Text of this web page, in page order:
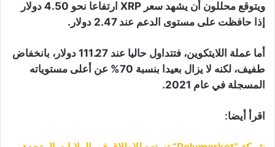
ويتوقع محللون أن يشهد سعر XRP ارتفاعا نحو 4.50 دولار
إذا حافظت على مستوى الدعم عند 2.47 دولار.
أما عملة اللايتكوين، فتتداول حاليا عند 111.27 دولار، بانخفاض
طفيف، لكنه لا يزال بعيدا بنسبة 70% عن أعلى مستوياته
المسجلة في عام 2021.
اقرأ أيضا: